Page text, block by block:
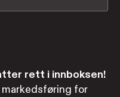
rett i innboksen!
for